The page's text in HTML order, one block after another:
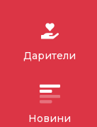
Дарители
Новини